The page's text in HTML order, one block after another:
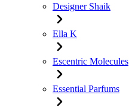
Designer Shaik
Ella K
Escentric Molecules
Essential Parfums